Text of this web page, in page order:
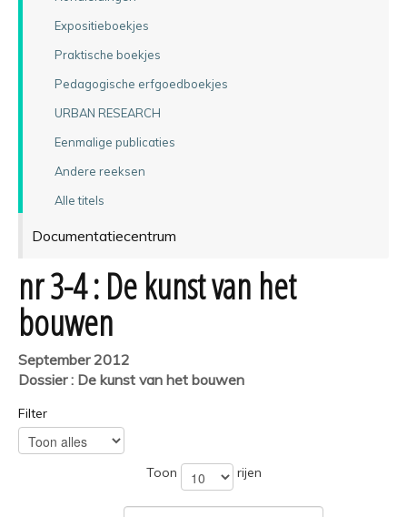
Expositieboekjes
Praktische boekjes
Pedagogische erfgoedboekjes
URBAN RESEARCH
Eenmalige publicaties
Andere reeksen
Alle titels
Documentatiecentrum
nr 3-4 : De kunst van het
bouwen
September 2012
Dossier : De kunst van het bouwen
Filter
Toon rijen